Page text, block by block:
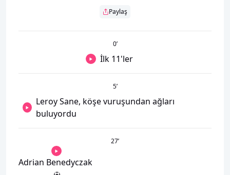
Paylaş
0’
İlk 11'ler
5’
Leroy Sane, köşe vuruşundan ağları
buluyordu
27’
Adrian Benedyczak